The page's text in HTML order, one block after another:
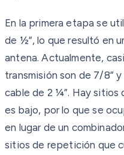
En la primera etapa se
de ½”, lo que resultó en
antena. Actualmente,
transmisión son de 7/8”
cable de 2 ¼”. Hay sitios
es bajo, por lo que se
en lugar de un
sitios de repetición que